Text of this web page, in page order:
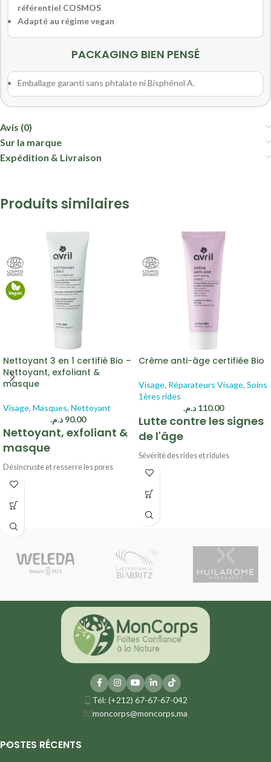
référentiel COSMOS
Adapté au régime vegan
PACKAGING BIEN PENSÉ
Emballage garanti sans phtalate ni Bisphénol A.
Avis (0)
Sur la marque
Expédition & Livraison
Produits similaires
Nettoyant 3 en 1 certifié Bio –
Nettoyant, exfoliant &
masque
Visage, Masques, Nettoyant
90.00 د.م.
Nettoyant, exfoliant &
masque
Désincruste et resserre les pores
Grain de peau affiné
Laisse la peau douce et nette
Peau mixte à grasse
Crème anti-âge certifiée Bio
Visage, Réparateurs Visage, Soins
1ères rides
110.00 د.م.
Lutte contre les signes
de l'âge
Sévérité des rides et ridules
visiblement atténuée
Peau plus ferme dès 56 jours
Combat efficacement les signes de
Tél: (+212) 67-67-67-042
moncorps@moncorps.ma
POSTES RÉCENTS